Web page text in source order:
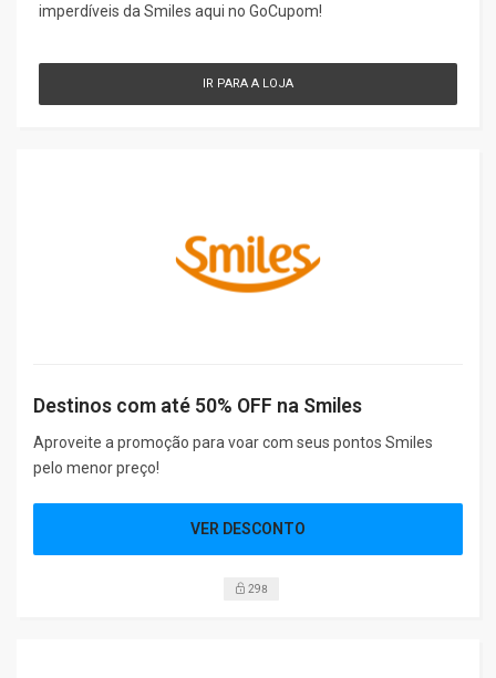
imperdíveis da Smiles aqui no GoCupom!
IR PARA A LOJA
Destinos com até 50% OFF na Smiles
Aproveite a promoção para voar com seus pontos Smiles
pelo menor preço!
VER DESCONTO
298